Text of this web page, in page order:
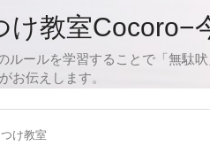
け教室Cocoro−
ルールを学習することで「無駄
お伝えします。
つけ教室